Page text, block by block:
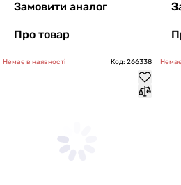
Замовити аналог
Про товар
Немає в наявності Код: 266338